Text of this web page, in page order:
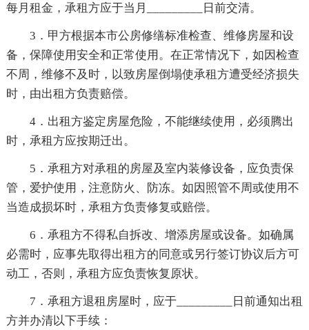
每月租金，承租方应于当月_________日前交清。
3．甲方根据本市公房修缮标准检查、维修房屋和设
备，保障使用安全和正常使用。在正常情况下，如因检查
不周，维修不及时，以致房屋倒塌使承租方遭受经济损失
时，由出租方负责赔偿。
4．出租方鉴定房屋危险，不能继续使用，必须腾出
时，承租方应按期迁出。
5．承租方对承租的房屋及室内装修设备，应负责保
管，爱护使用，注意防火、防冻。如因照管不周或使用不
当造成损坏时，承租方负责修复或赔偿。
6．承租方不得私自拆改、增添房屋或设备。如确属
必需时，应事先取得出租方的同意或另行签订协议后方可
动工，否则，承租方应负责恢复原状。
7．承租方退租房屋时，应于_________日前通知出租
方并办清以下手续：